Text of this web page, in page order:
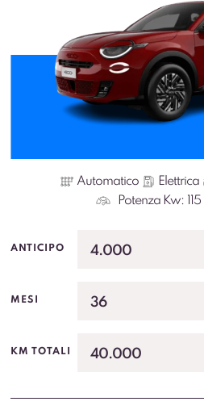
Automatico Elettrica
Potenza Kw:
ANTICIPO 4.000
MESI 36
KM TOTALI 40.000